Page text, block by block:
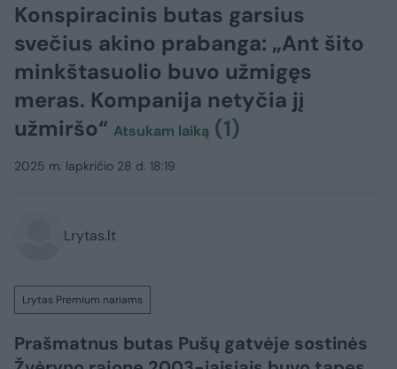
Konspiracinis butas garsius
svečius akino prabanga: „Ant šito
minkštasuolio buvo užmigęs
meras. Kompanija netyčia jį
užmiršo“ Atsukam laiką (1)
2025 m. lapkričio 28 d. 18:19
Lrytas.lt
Lrytas Premium nariams
Prašmatnus butas Pušų gatvėje sostinės